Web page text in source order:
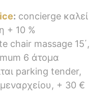
: concierge καλεί
+ 10 %
chair massage 15΄,
6 άτομα
parking tender,
+ 30 €